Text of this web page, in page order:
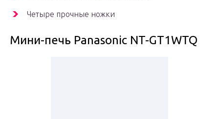
Четыре прочные ножки
Мини-печь Panasonic NT-GT1WTQ